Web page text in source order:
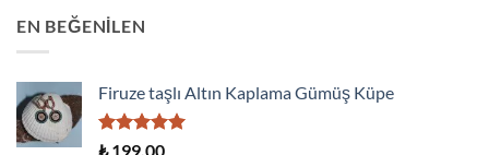
EN BEĞENILEN
Firuze taşlı Altın Kaplama Gümüş Küpe
5 üzerinden
₺199,00